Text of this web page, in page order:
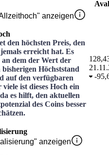
anzeigen
den höchsten Preis, den
erreicht hat. Es
dem der Wert der
Höchststand
auf den verfügbaren
ist dieses Hoch ein
es hilft, den aktuellen
des Coins besser
-
anzeigen